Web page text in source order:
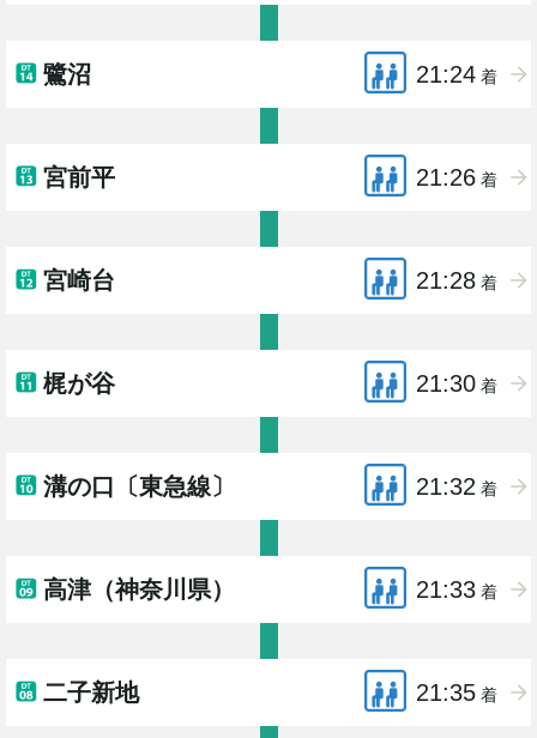
鷺沼 21:24 着
宮前平 21:26 着
宮崎台 21:28 着
梶が谷 21:30 着
溝の口〔東急線〕 21:32 着
高津（神奈川県） 21:33 着
二子新地 21:35 着